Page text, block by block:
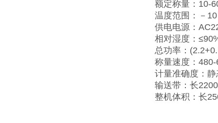
额定称量：10-
温度范围：－
供电电源：
相对湿度：
总功率：
称量速度：
计量准确度：
输送带：长
整机体积：长